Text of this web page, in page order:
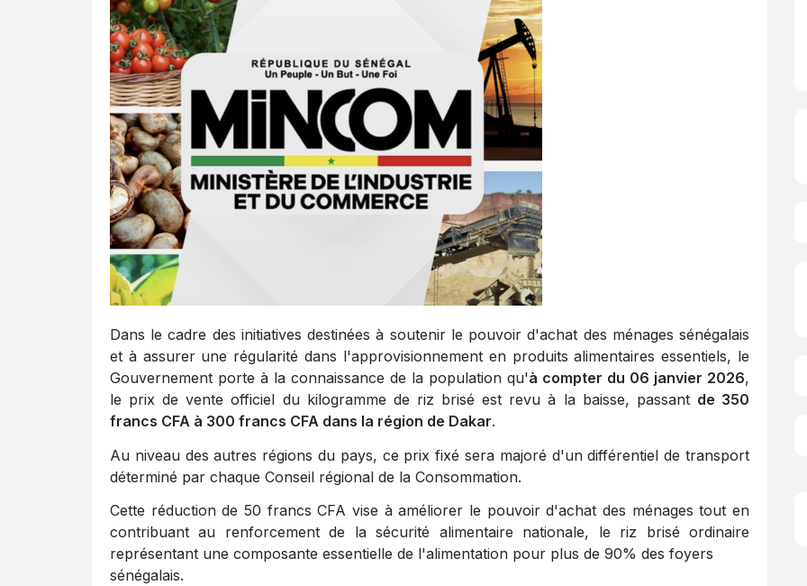
Dans le cadre des initiatives destinées à soutenir le pouvoir d'achat des ménages sénégalais
et à assurer une régularité dans l'approvisionnement en produits alimentaires essentiels, le
Gouvernement porte à la connaissance de la population qu'à compter du 06 janvier 2026,
le prix de vente officiel du kilogramme de riz brisé est revu à la baisse, passant de 350
francs CFA à 300 francs CFA dans la région de Dakar.
Au niveau des autres régions du pays, ce prix fixé sera majoré d'un différentiel de transport
déterminé par chaque Conseil régional de la Consommation.
Cette réduction de 50 francs CFA vise à améliorer le pouvoir d'achat des ménages tout en
contribuant au renforcement de la sécurité alimentaire nationale, le riz brisé ordinaire
représentant une composante essentielle de l'alimentation pour plus de 90% des foyers
sénégalais.